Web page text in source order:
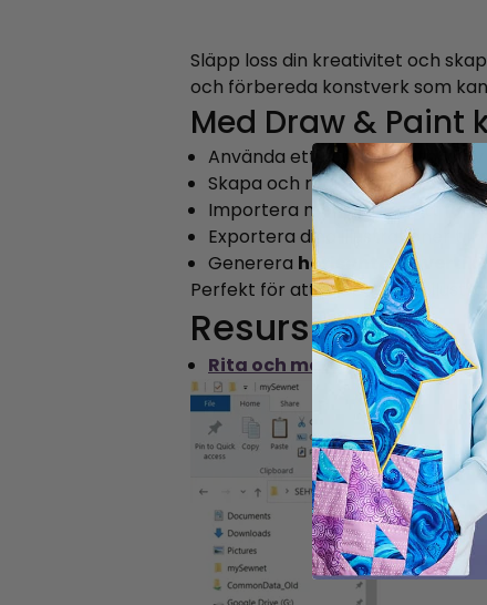
Släpp loss din kreativitet och
och förbereda konstverk som
Med Draw & Paint
Använda ett komplett utbud av
Skapa och redigera
vektor-
Importera mönster för att
Exportera dina illustrationer
Generera horisontella,
Perfekt för att skapa egna
Resurs
Rita och måla (PDF)